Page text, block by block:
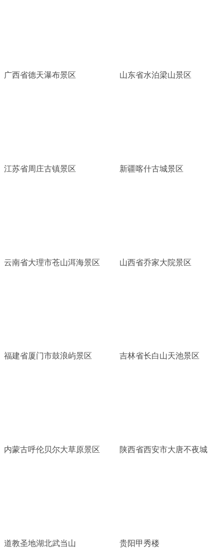
广西省德天瀑布景区 山东省水泊梁山景区
江苏省周庄古镇景区 新疆喀什古城景区
云南省大理市苍山洱海景区 山西省乔家大院景区
福建省厦门市鼓浪屿景区 吉林省长白山天池景区
内蒙古呼伦贝尔大草原景区 陕西省西安市大唐不夜城
道教圣地湖北武当山 贵阳甲秀楼